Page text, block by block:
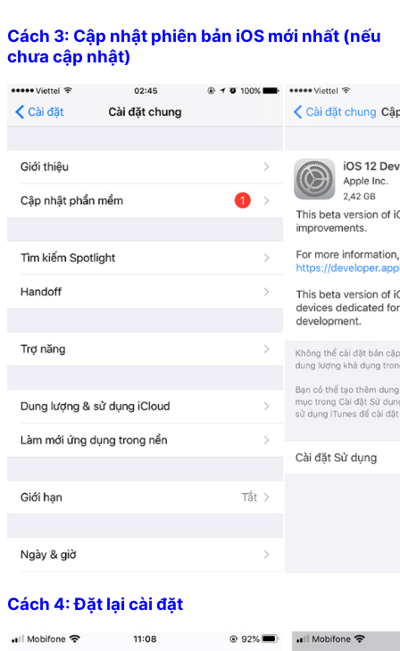
Cách 3: Cập nhật phiên bản iOS mới nhất (nếu
chưa cập nhật)
Cách 4: Đặt lại cài đặt